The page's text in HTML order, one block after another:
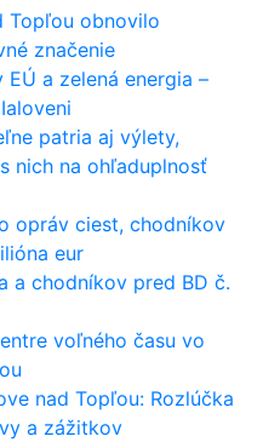
Topľou obnovilo
značenie
a zelená energia –
patria aj výlety,
nich na ohľaduplnosť
opráv ciest, chodníkov
eur
a chodníkov pred BD č.
voľného času vo
nad Topľou: Rozlúčka
a zážitkov